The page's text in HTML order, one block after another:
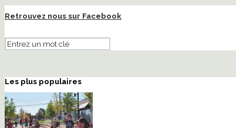
Retrouvez nous sur Facebook
Les plus populaires